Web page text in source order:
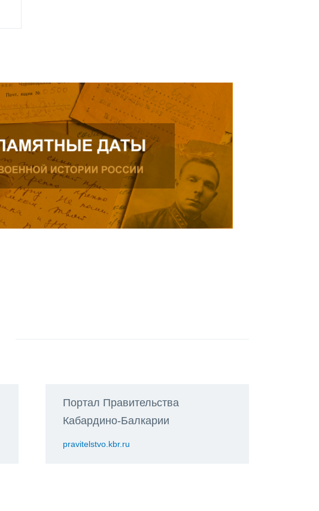
Портал Правительства
Кабардино-Балкарии
pravitelstvo.kbr.ru